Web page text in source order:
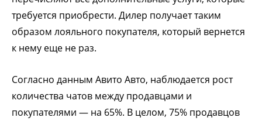
требуется приобрести. Дилер получает таким
образом лояльного покупателя, который вернется
к нему еще не раз.
Согласно данным Авито Авто, наблюдается рост
количества чатов между продавцами и
покупателями — на 65%. В целом, 75% продавцов